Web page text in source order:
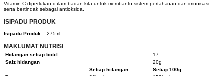
Vitamin C diperlukan dalam badan kita untuk membantu sistem pertahanan dan imunisasi
serta bertindak sebagai antioksida.
ISIPADU PRODUK
Isipadu Produk : 275ml
MAKLUMAT NUTRISI
Hidangan setiap botol
17
Saiz hidangan
20g
Setiap hidangan
Setiap 100g